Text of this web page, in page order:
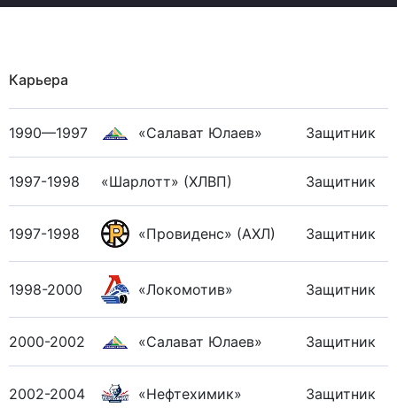
Карьера
1990—1997 «Салават Юлаев» Защитник
1997-1998 «Шарлотт» (ХЛВП) Защитник
1997-1998 «Провиденс» (АХЛ) Защитник
1998-2000 «Локомотив» Защитник
2000-2002 «Салават Юлаев» Защитник
2002-2004 «Нефтехимик» Защитник